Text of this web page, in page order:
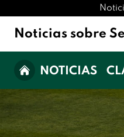
Noticias sobre
NOTICIAS